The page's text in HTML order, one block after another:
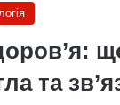
та